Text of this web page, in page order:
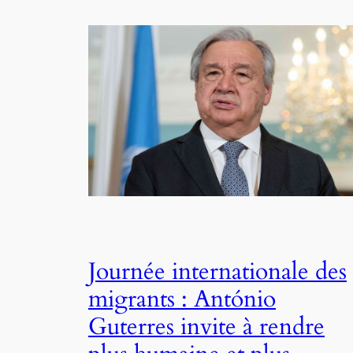
Journée internationale des
migrants : António
Guterres invite à rendre